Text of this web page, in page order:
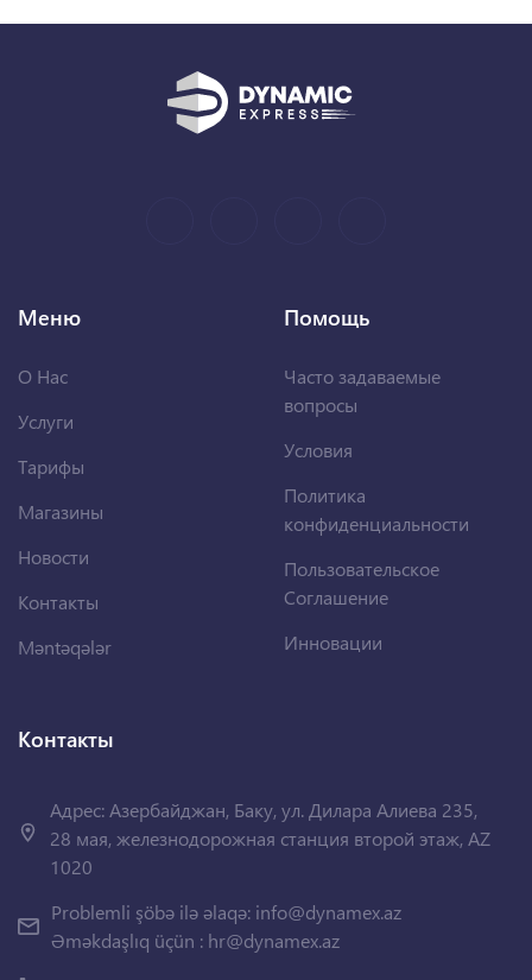
Меню
О Нас
Услуги
Тарифы
Магазины
Новости
Контакты
Məntəqələr
Помощь
Часто задаваемые
вопросы
Условия
Политика
конфиденциальности
Пользовательское
Соглашение
Инновации
Контакты
Адрес: Азербайджан, Баку, ул. Дилара Алиева 235,
28 мая, железнодорожная станция второй этаж, AZ
1020
Problemli şöbə ilə əlaqə: info@dynamex.az
Əməkdaşlıq üçün : hr@dynamex.az